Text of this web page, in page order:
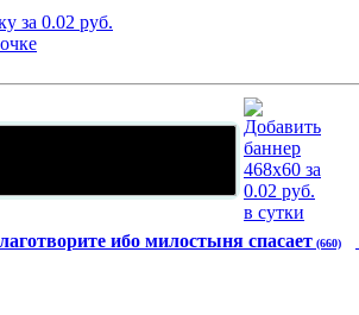
ибо милостыня спасает (660)